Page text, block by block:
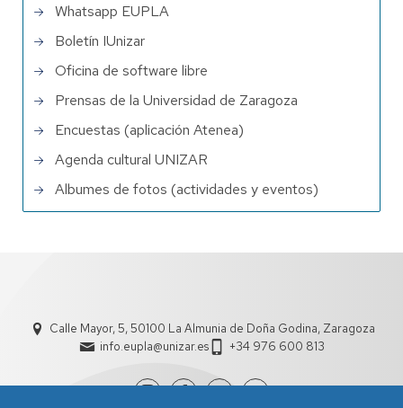
Whatsapp EUPLA
Boletín IUnizar
Oficina de software libre
Prensas de la Universidad de Zaragoza
Encuestas (aplicación Atenea)
Agenda cultural UNIZAR
Albumes de fotos (actividades y eventos)
Calle Mayor, 5, 50100 La Almunia de Doña Godina, Zaragoza
info.eupla@unizar.es
+34 976 600 813